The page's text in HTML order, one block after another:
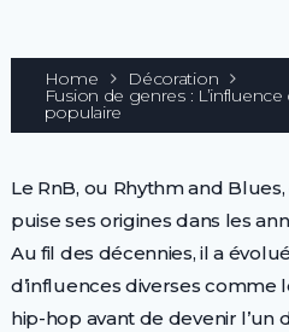
Home Décoration
Fusion de genres :
populaire
Le RnB, ou Rhythm and
puise ses origines dans les
Au fil des décennies, il a
d’influences diverses comme
hip-hop avant de devenir l’un